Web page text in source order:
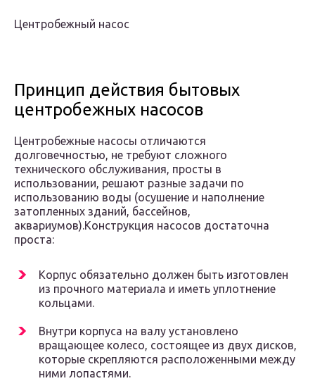
Центробежный насос
Принцип действия бытовых
центробежных насосов
Центробежные насосы отличаются
долговечностью, не требуют сложного
технического обслуживания, просты в
использовании, решают разные задачи по
использованию воды (осушение и наполнение
затопленных зданий, бассейнов,
аквариумов).Конструкция насосов достаточна
проста:
Корпус обязательно должен быть изготовлен
из прочного материала и иметь уплотнение
кольцами.
Внутри корпуса на валу установлено
вращающее колесо, состоящее из двух дисков,
которые скрепляются расположенными между
ними лопастями.